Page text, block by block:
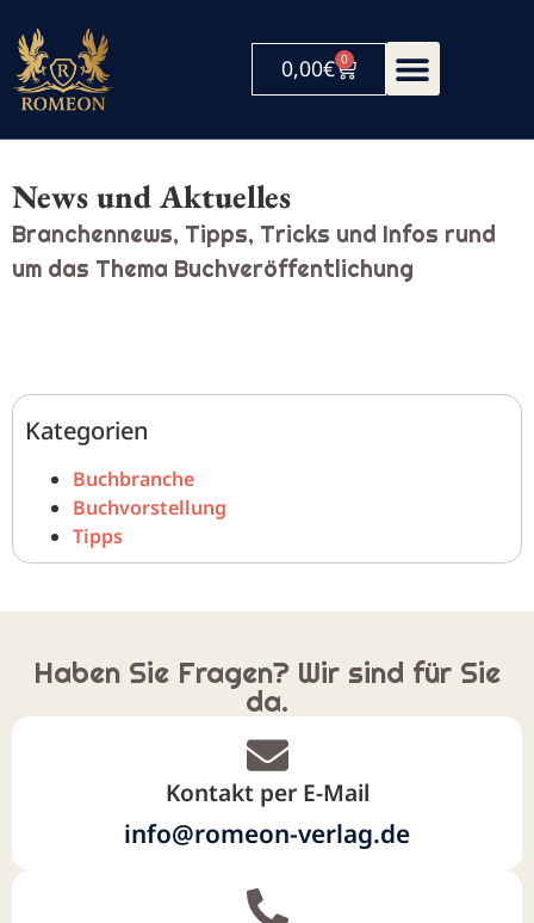
0,00€ 0
News und Aktuelles
Branchennews, Tipps, Tricks und Infos rund
um das Thema Buchveröffentlichung
Kategorien
Buchbranche
Buchvorstellung
Tipps
Haben Sie Fragen? Wir sind für Sie
da.
Kontakt per E-Mail
info@romeon-verlag.de